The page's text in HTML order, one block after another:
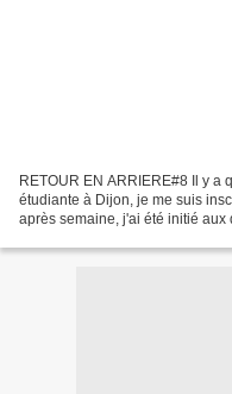
RETOUR EN ARRIERE#8 Il y a
étudiante à Dijon, je me suis
après semaine, j'ai été initié aux